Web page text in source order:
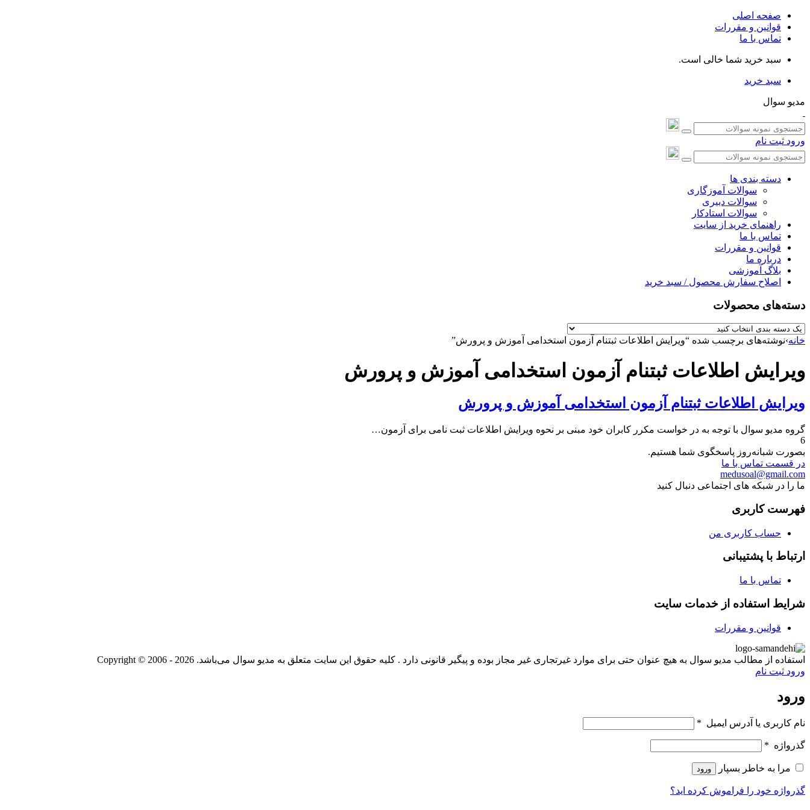
صفحه اصلی
قوانین و مقررات
تماس با ما
سبد خرید شما خالی است.
سبد خرید
مدیو سوال
ورود ثبت نام
دسته بندی ها
سوالات آموزگاری
سوالات دبیری
سوالات استادکار
راهنمای خرید از سایت
تماس با ما
قوانین و مقررات
درباره ما
بلاگ آموزشی
اصلاح سفارش محصول / سبد خرید
دسته‌های محصولات
خانه›نوشته‌های برچسب شده “ویرایش اطلاعات ثبتنام آزمون استخدامی آموزش و پرورش”
ویرایش اطلاعات ثبتنام آزمون استخدامی آموزش و پرورش
ویرایش اطلاعات ثبتنام آزمون استخدامی آموزش و پرورش
گروه مدیو سوال با توجه به در خواست مکرر کابران خود مبنی بر نحوه ویرایش اطلاعات ثبت نامی برای آزمون…
6
بصورت شبانه‌روز پاسخگوی شما هستیم.
در قسمت تماس با ما
medusoal@gmail.com
ما را در شبکه های اجتماعی دنبال کنید
فهرست کاربری
حساب کاربری من
ارتباط با پشتیبانی
تماس با ما
شرایط استفاده از خدمات سایت
قوانین و مقررات
استفاده از مطالب مدیو سوال به هیچ عنوان حتی برای موارد غیرتجاری غیر مجاز بوده و پیگیر قانونی دارد . کلیه حقوق این سایت متعلق به مدیو سوال می‌باشد. Copyright © 2006 - 2026
ورود ثبت نام
ورود
نام کاربری یا آدرس ایمیل *
گذرواژه *
مرا به خاطر بسپار ورود
گذرواژه خود را فراموش کرده اید؟